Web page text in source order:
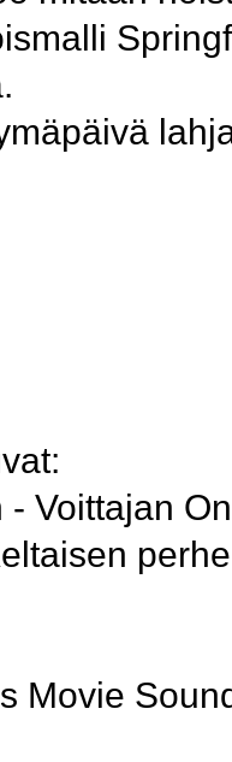
- Voittajan
Movie